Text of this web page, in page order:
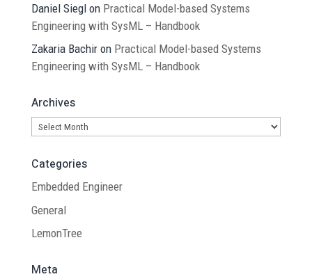
Daniel Sieglon Practical Model-based Systems
Engineering with SysML – Handbook
Zakaria Bachiron Practical Model-based Systems
Engineering with SysML – Handbook
Archives
Archives
Categories
Embedded Engineer
General
LemonTree
Meta